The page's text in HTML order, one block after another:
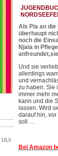
Als Pia an
überhaupt
noch die
Njala in
Und sie
allerdings
und
zu haben. Sie
immer mehr
kann und die
lassen. Wird
darauf hin,
soll …
Bei Amazon